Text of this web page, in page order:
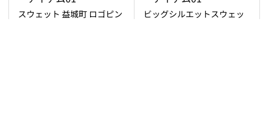
スウェット 益城町 ロゴピン
ビッグシルエットスウェッ